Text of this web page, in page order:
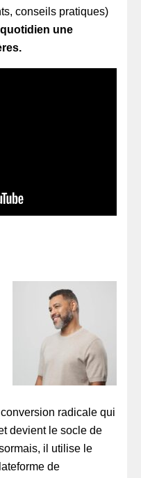
conseils pratiques)
une
radicale qui
devient le socle de
il utilise le
de